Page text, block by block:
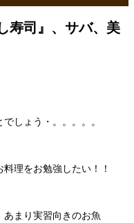
寿司』、サバ、美
しょう・。。。。。
理をお勉強したい！！
まり実習向きのお魚